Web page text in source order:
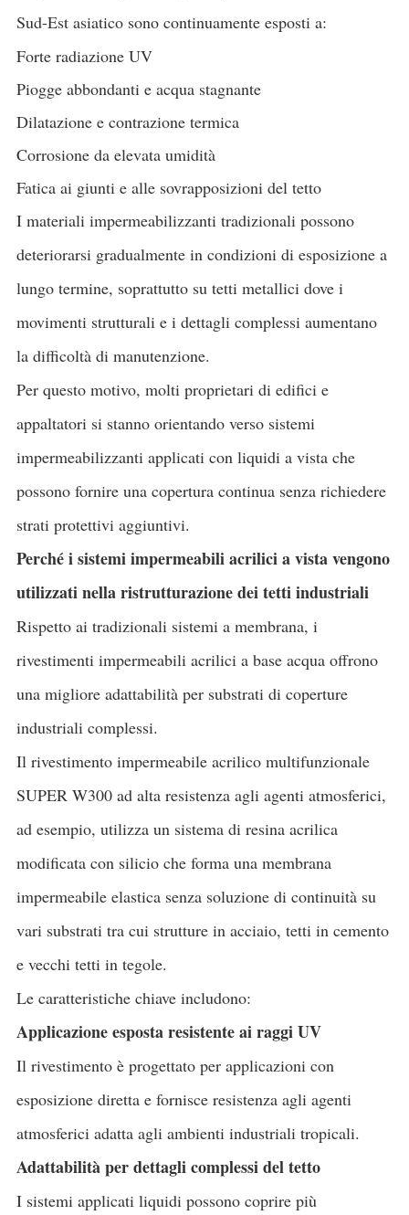
Sud-Est asiatico sono continuamente esposti a:
Forte radiazione UV
Piogge abbondanti e acqua stagnante
Dilatazione e contrazione termica
Corrosione da elevata umidità
Fatica ai giunti e alle sovrapposizioni del tetto
I materiali impermeabilizzanti tradizionali possono
deteriorarsi gradualmente in condizioni di esposizione a
lungo termine, soprattutto su tetti metallici dove i
movimenti strutturali e i dettagli complessi aumentano
la difficoltà di manutenzione.
Per questo motivo, molti proprietari di edifici e
appaltatori si stanno orientando verso sistemi
impermeabilizzanti applicati con liquidi a vista che
possono fornire una copertura continua senza richiedere
strati protettivi aggiuntivi.
Perché i sistemi impermeabili acrilici a vista vengono
utilizzati nella ristrutturazione dei tetti industriali
Rispetto ai tradizionali sistemi a membrana, i
rivestimenti impermeabili acrilici a base acqua offrono
una migliore adattabilità per substrati di coperture
industriali complessi.
Il rivestimento impermeabile acrilico multifunzionale
SUPER W300 ad alta resistenza agli agenti atmosferici,
ad esempio, utilizza un sistema di resina acrilica
modificata con silicio che forma una membrana
impermeabile elastica senza soluzione di continuità su
vari substrati tra cui strutture in acciaio, tetti in cemento
e vecchi tetti in tegole.
Le caratteristiche chiave includono:
Applicazione esposta resistente ai raggi UV
Il rivestimento è progettato per applicazioni con
esposizione diretta e fornisce resistenza agli agenti
atmosferici adatta agli ambienti industriali tropicali.
Adattabilità per dettagli complessi del tetto
I sistemi applicati liquidi possono coprire più